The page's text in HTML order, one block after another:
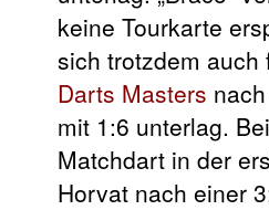
keine Tourkarte
sich trotzdem auch
Darts Masters
mit 1:6 unterlag.
Matchdart in der
Horvat nach einer